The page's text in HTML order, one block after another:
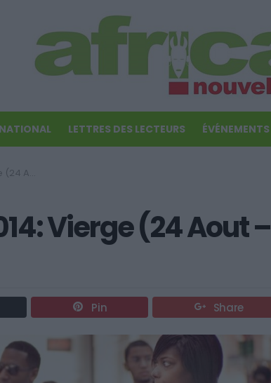
LETTRES DES LECTEURS ÉVÉNEMENTS
Vierge (24 Aout –
Pin Share